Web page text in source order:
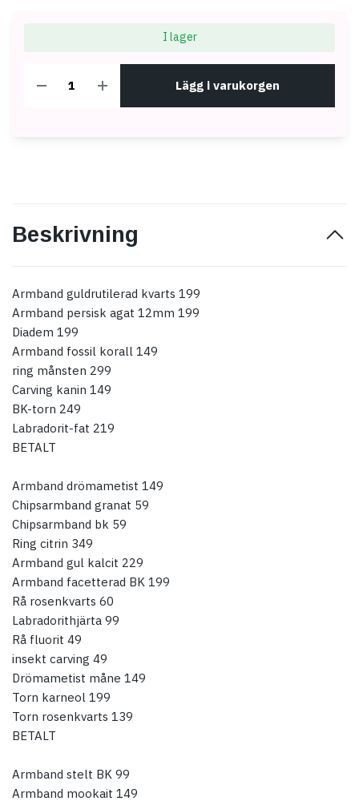
I lager
Lägg i varukorgen
Beskrivning
Armband guldrutilerad kvarts 199
Armband persisk agat 12mm 199
Diadem 199
Armband fossil korall 149
ring månsten 299
Carving kanin 149
BK-torn 249
Labradorit-fat 219
BETALT
Armband drömametist 149
Chipsarmband granat 59
Chipsarmband bk 59
Ring citrin 349
Armband gul kalcit 229
Armband facetterad BK 199
Rå rosenkvarts 60
Labradorithjärta 99
Rå fluorit 49
insekt carving 49
Drömametist måne 149
Torn karneol 199
Torn rosenkvarts 139
BETALT
Armband stelt BK 99
Armband mookait 149